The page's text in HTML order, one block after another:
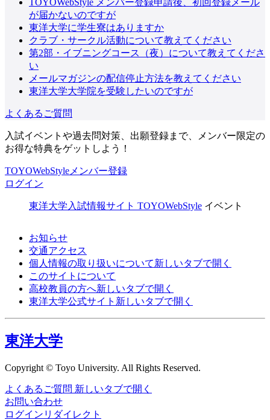
TOYOWebStyle メンバー登録申請後、初回登録メール
が届かないのですが
東洋大学に学生寮はありますか
クラブ・サークル活動について教えてください
第2部・イブニングコース（夜）について教えてくださ
い
メールマガジンの配信停止方法を教えてください
東洋大学大学院を受験したいのですが
よくあるご質問
入試イベントや過去問対策、出願登録まで、メンバー限定の
お得な特典をゲットしよう！
TOYOWebStyleメンバー登録
ログイン
東洋大学入試情報サイト TOYOWebStyle イベント
お知らせ
交通アクセス
個人情報の取り扱いについて新しいタブで開く
このサイトについて
高校教員の方へ新しいタブで開く
東洋大学公式サイト 新しいタブで開く
東洋大学
Copyright © Toyo University. All Rights Reserved.
よくあるご質問 新しいタブで開く
お問い合わせ
ログインリダイレクト